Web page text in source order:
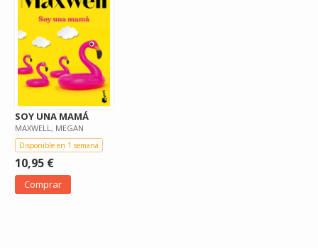
SOY UNA MAMÁ
MAXWELL, MEGAN
Disponible en 1 semana
10,95 €
Comprar